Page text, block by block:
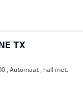
TX
, Automaat , hall met.